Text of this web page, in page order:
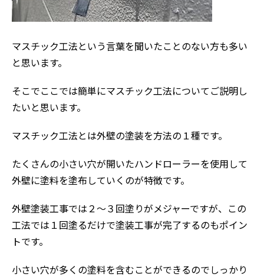
マスチック工法という言葉を聞いたことのない方も多い
と思います。
そこでここでは簡単にマスチック工法についてご説明し
たいと思います。
マスチック工法とは外壁の塗装を方法の１種です。
たくさんの小さい穴が開いたハンドローラーを使用して
外壁に塗料を塗布していくのが特徴です。
外壁塗装工事では２～３回塗りがメジャーですが、この
工法では１回塗るだけで塗装工事が完了するのもポイン
トです。
小さい穴が多くの塗料を含むことができるのでしっかり